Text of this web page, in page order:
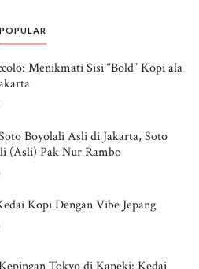
POPULAR
Menikmati Sisi “Bold” Kopi ala
Boyolali Asli di Jakarta, Soto
(Asli) Pak Nur Rambo
Kopi Dengan Vibe Jepang